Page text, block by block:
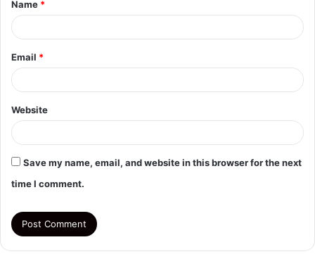
*
Name *
Email *
Website
Save my name, email, and website in this browser for the next
time I comment.